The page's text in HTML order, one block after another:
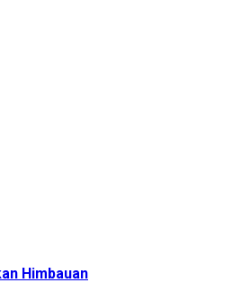
Himbauan